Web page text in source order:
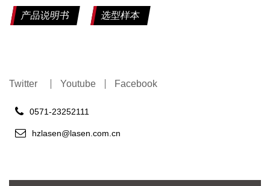
产品说明书 选型样本
Twitter Youtube Facebook
0571-23252111
hzlasen@lasen.com.cn